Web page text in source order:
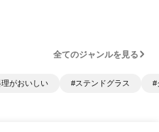
全てのジャンルを見る
理がおいしい #ステンドグラス #